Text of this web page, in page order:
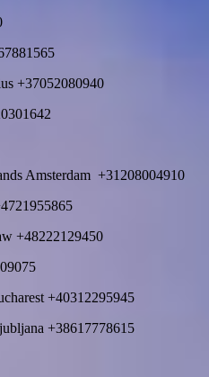
+37052080940
Amsterdam +31208004910
+48222129450
+40312295945
+38617778615